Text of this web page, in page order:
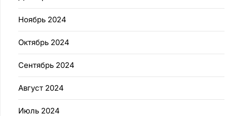
Ноябрь 2024
Октябрь 2024
Сентябрь 2024
Август 2024
Июль 2024